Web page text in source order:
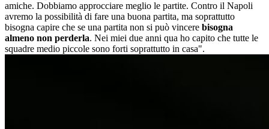
amiche. Dobbiamo approcciare meglio le partite. Contro il Napoli
avremo la possibilità di fare una buona partita, ma soprattutto
bisogna capire che se una partita non si può vincere bisogna
almeno non perderla. Nei miei due anni qua ho capito che tutte le
squadre medio piccole sono forti soprattutto in casa".